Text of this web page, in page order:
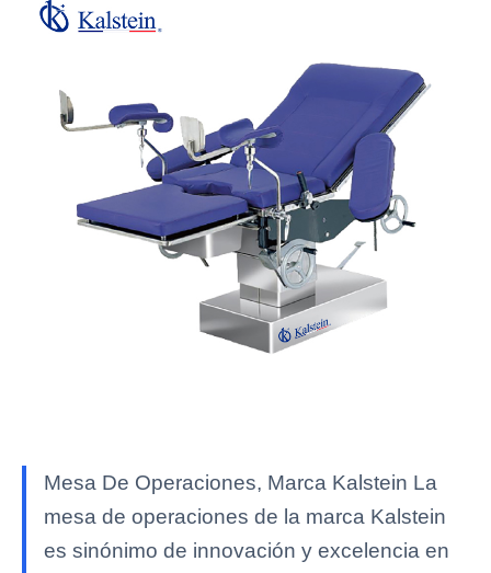
Mesa De Operaciones, Marca Kalstein La
mesa de operaciones de la marca Kalstein
es sinónimo de innovación y excelencia en